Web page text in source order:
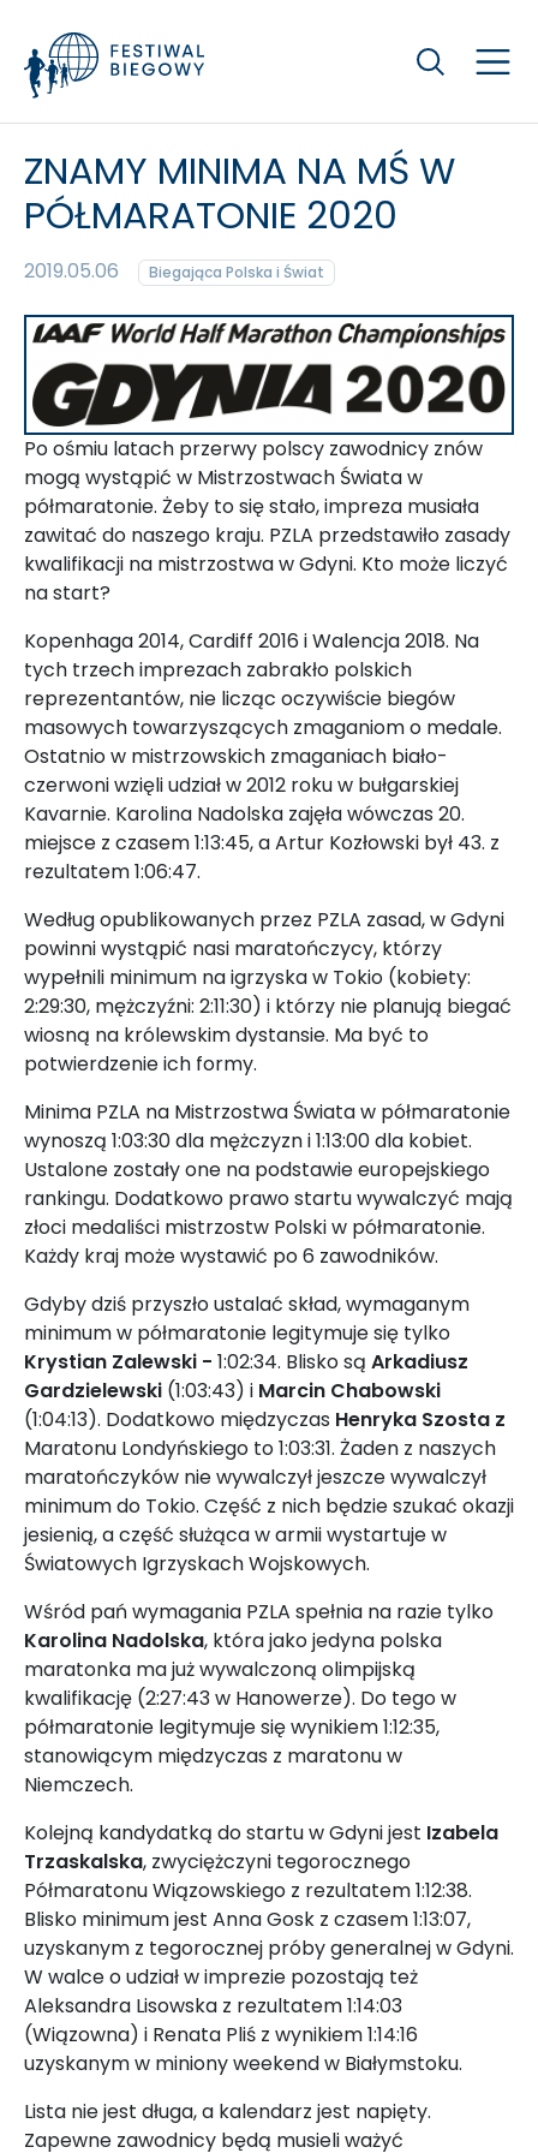
Szukaj
ZNAMY MINIMA NA MŚ W
PÓŁMARATONIE 2020
2019.05.06 Biegająca Polska i Świat
Po ośmiu latach przerwy polscy zawodnicy znów
mogą wystąpić w Mistrzostwach Świata w
półmaratonie. Żeby to się stało, impreza musiała
zawitać do naszego kraju. PZLA przedstawiło zasady
kwalifikacji na mistrzostwa w Gdyni. Kto może liczyć
na start?
Kopenhaga 2014, Cardiff 2016 i Walencja 2018. Na
tych trzech imprezach zabrakło polskich
reprezentantów, nie licząc oczywiście biegów
masowych towarzyszących zmaganiom o medale.
Ostatnio w mistrzowskich zmaganiach biało-
czerwoni wzięli udział w 2012 roku w bułgarskiej
Kavarnie. Karolina Nadolska zajęła wówczas 20.
miejsce z czasem 1:13:45, a Artur Kozłowski był 43. z
rezultatem 1:06:47.
Według opublikowanych przez PZLA zasad, w Gdyni
powinni wystąpić nasi maratończycy, którzy
wypełnili minimum na igrzyska w Tokio (kobiety:
2:29:30, mężczyźni: 2:11:30) i którzy nie planują biegać
wiosną na królewskim dystansie. Ma być to
potwierdzenie ich formy.
Minima PZLA na Mistrzostwa Świata w półmaratonie
wynoszą 1:03:30 dla mężczyzn i 1:13:00 dla kobiet.
Ustalone zostały one na podstawie europejskiego
rankingu. Dodatkowo prawo startu wywalczyć mają
złoci medaliści mistrzostw Polski w półmaratonie.
Każdy kraj może wystawić po 6 zawodników.
Gdyby dziś przyszło ustalać skład, wymaganym
minimum w półmaratonie legitymuje się tylko
Krystian Zalewski - 1:02:34. Blisko są Arkadiusz
Gardzielewski (1:03:43) i Marcin Chabowski
(1:04:13). Dodatkowo międzyczas Henryka Szosta z
Maratonu Londyńskiego to 1:03:31. Żaden z naszych
maratończyków nie wywalczył jeszcze wywalczył
minimum do Tokio. Część z nich będzie szukać okazji
jesienią, a część służąca w armii wystartuje w
Światowych Igrzyskach Wojskowych.
Wśród pań wymagania PZLA spełnia na razie tylko
Karolina Nadolska, która jako jedyna polska
maratonka ma już wywalczoną olimpijską
kwalifikację (2:27:43 w Hanowerze). Do tego w
półmaratonie legitymuje się wynikiem 1:12:35,
stanowiącym międzyczas z maratonu w
Niemczech.
Kolejną kandydatką do startu w Gdyni jest Izabela
Trzaskalska, zwyciężczyni tegorocznego
Półmaratonu Wiązowskiego z rezultatem 1:12:38.
Blisko minimum jest Anna Gosk z czasem 1:13:07,
uzyskanym z tegorocznej próby generalnej w Gdyni.
W walce o udział w imprezie pozostają też
Aleksandra Lisowska z rezultatem 1:14:03
(Wiązowna) i Renata Pliś z wynikiem 1:14:16
uzyskanym w miniony weekend w Białymstoku.
Lista nie jest długa, a kalendarz jest napięty.
Zapewne zawodnicy będą musieli ważyć